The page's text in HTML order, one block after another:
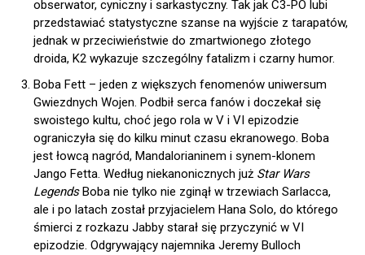
obserwator, cyniczny i sarkastyczny. Tak jak C3-PO lubi
przedstawiać statystyczne szanse na wyjście z tarapatów,
jednak w przeciwieństwie do zmartwionego złotego
droida, K2 wykazuje szczególny fatalizm i czarny humor.
Boba Fett – jeden z większych fenomenów uniwersum
Gwiezdnych Wojen. Podbił serca fanów i doczekał się
swoistego kultu, choć jego rola w V i VI epizodzie
ograniczyła się do kilku minut czasu ekranowego. Boba
jest łowcą nagród, Mandalorianinem i synem-klonem
Jango Fetta. Według niekanonicznych już Star Wars
LegendsBoba nie tylko nie zginął w trzewiach Sarlacca,
ale i po latach został przyjacielem Hana Solo, do którego
śmierci z rozkazu Jabby starał się przyczynić w VI
epizodzie. Odgrywający najemnika Jeremy Bulloch